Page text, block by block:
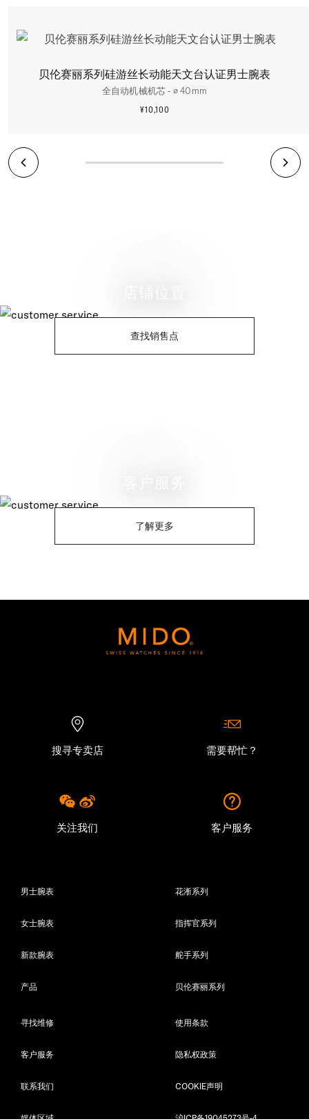
贝伦赛丽系列硅游丝长动能天文台认证男士腕表
全自动机械机芯 - ∅ 40mm
¥10,100
查找销售点
了解更多
搜寻专卖店 需要帮忙？
关注我们 客户服务
男士腕表
女士腕表
新款腕表
产品
花淅系列
指挥官系列
舵手系列
贝伦赛丽系列
寻找维修
客户服务
联系我们
使用条款
隐私权政策
COOKIE声明